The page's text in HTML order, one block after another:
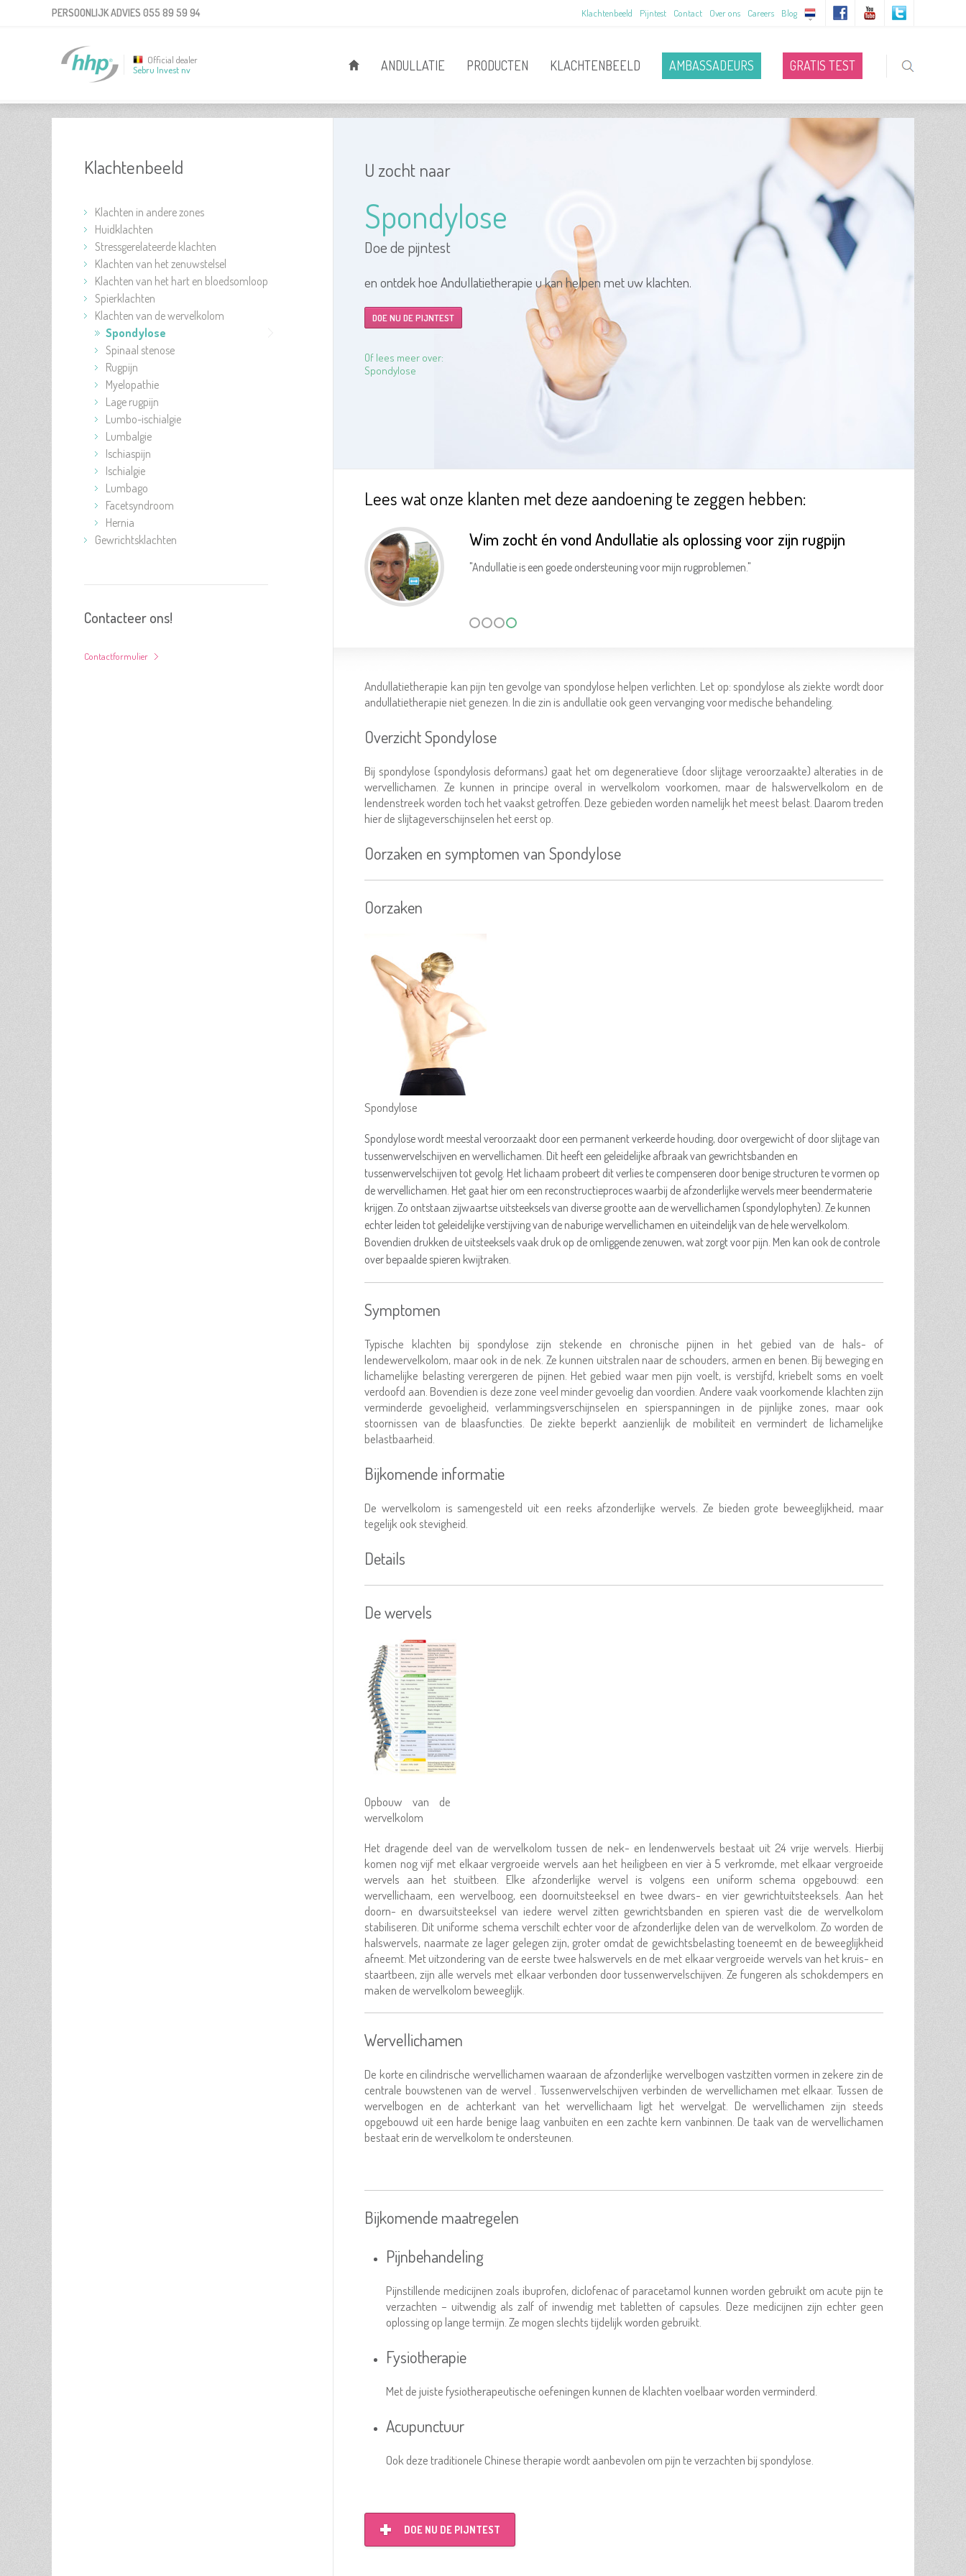
Klachtenbeeld Pijntest Contact Over ons Careers Blog
PERSOONLIJK ADVIES 055 89 59 94
Official dealer
Sebru Invest nv
ANDULLATIE PRODUCTEN KLACHTENBEELD AMBASSADEURS GRATIS TEST
Klachtenbeeld
Klachten in andere zones
Huidklachten
Stressgerelateerde klachten
Klachten van het zenuwstelsel
Klachten van het hart en bloedsomloop
Spierklachten
Klachten van de wervelkolom
Spondylose
Spinaal stenose
Rugpijn
Myelopathie
Lage rugpijn
Lumbo-ischialgie
Lumbalgie
Ischiaspijn
Ischialgie
Lumbago
Facetsyndroom
Hernia
Gewrichtsklachten
Contacteer ons!
Contactformulier
U zocht naar
Spondylose
Doe de pijntest
en ontdek hoe Andullatietherapie u kan helpen met uw klachten.
DOE NU DE PIJNTEST
Of lees meer over:
Spondylose
Lees wat onze klanten met deze aandoening te zeggen hebben:
Wim zocht én vond Andullatie als oplossing voor zijn rugpijn
"Andullatie is een goede ondersteuning voor mijn rugproblemen."
Andullatietherapie kan pijn ten gevolge van spondylose helpen verlichten. Let op: spondylose als ziekte wordt door
andullatietherapie niet genezen. In die zin is andullatie ook geen vervanging voor medische behandeling.
Overzicht Spondylose
Bij spondylose (spondylosis deformans) gaat het om degeneratieve (door slijtage veroorzaakte) alteraties in de
wervellichamen. Ze kunnen in principe overal in wervelkolom voorkomen, maar de halswervelkolom en de
lendenstreek worden toch het vaakst getroffen. Deze gebieden worden namelijk het meest belast. Daarom treden
hier de slijtageverschijnselen het eerst op.
Oorzaken en symptomen van Spondylose
Oorzaken
Spondylose
Spondylose wordt meestal veroorzaakt door een permanent verkeerde houding, door overgewicht of door slijtage van
tussenwervelschijven en wervellichamen. Dit heeft een geleidelijke afbraak van gewrichtsbanden en
tussenwervelschijven tot gevolg. Het lichaam probeert dit verlies te compenseren door benige structuren te vormen op
de wervellichamen. Het gaat hier om een reconstructieproces waarbij de afzonderlijke wervels meer beendermaterie
krijgen. Zo ontstaan zijwaartse uitsteeksels van diverse grootte aan de wervellichamen (spondylophyten). Ze kunnen
echter leiden tot geleidelijke verstijving van de naburige wervellichamen en uiteindelijk van de hele wervelkolom.
Bovendien drukken de uitsteeksels vaak druk op de omliggende zenuwen, wat zorgt voor pijn. Men kan ook de controle
over bepaalde spieren kwijtraken.
Symptomen
Typische klachten bij spondylose zijn stekende en chronische pijnen in het gebied van de hals- of
lendewervelkolom, maar ook in de nek. Ze kunnen uitstralen naar de schouders, armen en benen. Bij beweging en
lichamelijke belasting verergeren de pijnen. Het gebied waar men pijn voelt, is verstijfd, kriebelt soms en voelt
verdoofd aan. Bovendien is deze zone veel minder gevoelig dan voordien. Andere vaak voorkomende klachten zijn
verminderde gevoeligheid, verlammingsverschijnselen en spierspanningen in de pijnlijke zones, maar ook
stoornissen van de blaasfuncties. De ziekte beperkt aanzienlijk de mobiliteit en vermindert de lichamelijke
belastbaarheid.
Bijkomende informatie
De wervelkolom is samengesteld uit een reeks afzonderlijke wervels. Ze bieden grote beweeglijkheid, maar
tegelijk ook stevigheid.
Details
De wervels
Opbouw van de
wervelkolom
Het dragende deel van de wervelkolom tussen de nek- en lendenwervels bestaat uit 24 vrije wervels. Hierbij
komen nog vijf met elkaar vergroeide wervels aan het heiligbeen en vier à 5 verkromde, met elkaar vergroeide
wervels aan het stuitbeen. Elke afzonderlijke wervel is volgens een uniform schema opgebouwd: een
wervellichaam, een wervelboog, een doornuitsteeksel en twee dwars- en vier gewrichtuitsteeksels. Aan het
doorn- en dwarsuitsteeksel van iedere wervel zitten gewrichtsbanden en spieren vast die de wervelkolom
stabiliseren. Dit uniforme schema verschilt echter voor de afzonderlijke delen van de wervelkolom. Zo worden de
halswervels, naarmate ze lager gelegen zijn, groter omdat de gewichtsbelasting toeneemt en de beweeglijkheid
afneemt. Met uitzondering van de eerste twee halswervels en de met elkaar vergroeide wervels van het kruis- en
staartbeen, zijn alle wervels met elkaar verbonden door tussenwervelschijven. Ze fungeren als schokdempers en
maken de wervelkolom beweeglijk.
Wervellichamen
De korte en cilindrische wervellichamen waaraan de afzonderlijke wervelbogen vastzitten vormen in zekere zin de
centrale bouwstenen van de wervel . Tussenwervelschijven verbinden de wervellichamen met elkaar. Tussen de
wervelbogen en de achterkant van het wervellichaam ligt het wervelgat. De wervellichamen zijn steeds
opgebouwd uit een harde benige laag vanbuiten en een zachte kern vanbinnen. De taak van de wervellichamen
bestaat erin de wervelkolom te ondersteunen.
Bijkomende maatregelen
Pijnbehandeling
Pijnstillende medicijnen zoals ibuprofen, diclofenac of paracetamol kunnen worden gebruikt om acute pijn te
verzachten – uitwendig als zalf of inwendig met tabletten of capsules. Deze medicijnen zijn echter geen
oplossing op lange termijn. Ze mogen slechts tijdelijk worden gebruikt.
Fysiotherapie
Met de juiste fysiotherapeutische oefeningen kunnen de klachten voelbaar worden verminderd.
Acupunctuur
Ook deze traditionele Chinese therapie wordt aanbevolen om pijn te verzachten bij spondylose.
DOE NU DE PIJNTEST